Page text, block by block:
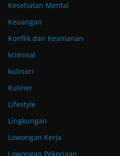
Kesehatan Mental
Keuangan
Konflik dan Keamanan
kriminal
kulinari
Kuliner
Lifestyle
Lingkungan
Lowongan Kerja
Lowongan Pekerjaan